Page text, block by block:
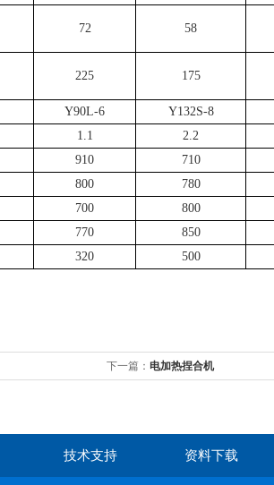
72 58
225 175
Y90L-6 Y132S-8
1.1 2.2
910 710
800 780
700 800
770 850
320 500
下一篇： 电加热捏合机
技术支持 资料下载